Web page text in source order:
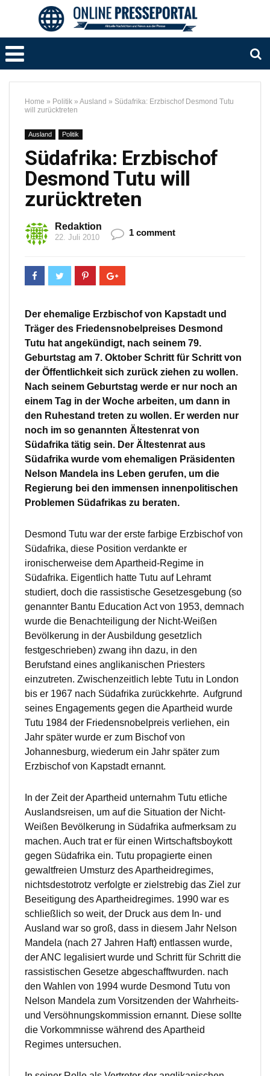
Home » Politik » Ausland » Südafrika: Erzbischof Desmond Tutu
will zurücktreten
Ausland Politik
Südafrika: Erzbischof
Desmond Tutu will
zurücktreten
Redaktion
22. Juli 2010 1 comment
Der ehemalige Erzbischof von Kapstadt und
Träger des Friedensnobelpreises Desmond
Tutu hat angekündigt, nach seinem 79.
Geburtstag am 7. Oktober Schritt für Schritt von
der Öffentlichkeit sich zurück ziehen zu wollen.
Nach seinem Geburtstag werde er nur noch an
einem Tag in der Woche arbeiten, um dann in
den Ruhestand treten zu wollen. Er werden nur
noch im so genannten Ältestenrat von
Südafrika tätig sein. Der Ältestenrat aus
Südafrika wurde vom ehemaligen Präsidenten
Nelson Mandela ins Leben gerufen, um die
Regierung bei den immensen innenpolitischen
Problemen Südafrikas zu beraten.
Desmond Tutu war der erste farbige Erzbischof von
Südafrika, diese Position verdankte er
ironischerweise dem Apartheid-Regime in
Südafrika. Eigentlich hatte Tutu auf Lehramt
studiert, doch die rassistische Gesetzesgebung (so
genannter Bantu Education Act von 1953, demnach
wurde die Benachteiligung der Nicht-Weißen
Bevölkerung in der Ausbildung gesetzlich
festgeschrieben) zwang ihn dazu, in den
Berufstand eines anglikanischen Priesters
einzutreten. Zwischenzeitlich lebte Tutu in London
bis er 1967 nach Südafrika zurückkehrte. Aufgrund
seines Engagements gegen die Apartheid wurde
Tutu 1984 der Friedensnobelpreis verliehen, ein
Jahr später wurde er zum Bischof von
Johannesburg, wiederum ein Jahr später zum
Erzbischof von Kapstadt ernannt.
In der Zeit der Apartheid unternahm Tutu etliche
Auslandsreisen, um auf die Situation der Nicht-
Weißen Bevölkerung in Südafrika aufmerksam zu
machen. Auch trat er für einen Wirtschaftsboykott
gegen Südafrika ein. Tutu propagierte einen
gewaltfreien Umsturz des Apartheidregimes,
nichtsdestotrotz verfolgte er zielstrebig das Ziel zur
Beseitigung des Apartheidregimes. 1990 war es
schließlich so weit, der Druck aus dem In- und
Ausland war so groß, dass in diesem Jahr Nelson
Mandela (nach 27 Jahren Haft) entlassen wurde,
der ANC legalisiert wurde und Schritt für Schritt die
rassistischen Gesetze abgeschafftwurden. nach
den Wahlen von 1994 wurde Desmond Tutu von
Nelson Mandela zum Vorsitzenden der Wahrheits-
und Versöhnungskommission ernannt. Diese sollte
die Vorkommnisse während des Apartheid
Regimes untersuchen.